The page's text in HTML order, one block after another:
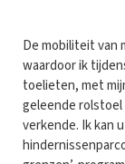
De mobiliteit van
waardoor ik
toelieten, met
geleende
verkende. Ik kan